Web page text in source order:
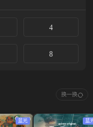
4
8
换一换
蓝光 蓝